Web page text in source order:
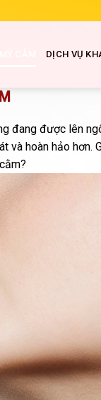
DỊCH VỤ
đang được lên
hoàn hảo hơn.